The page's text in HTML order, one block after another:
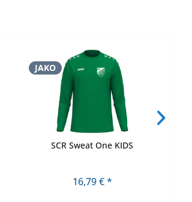
JAKO
SCR Sweat One KIDS
16,79 € *